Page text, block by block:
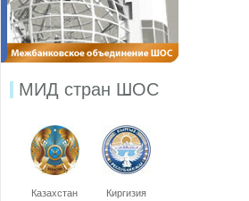
МИД стран ШОС
Казахстан Киргизия